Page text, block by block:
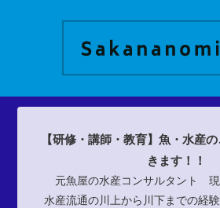
【研修・講師・教育】魚・水産
きます！！
元魚屋の水産コンサルタント
水産流通の川上から川下までの経